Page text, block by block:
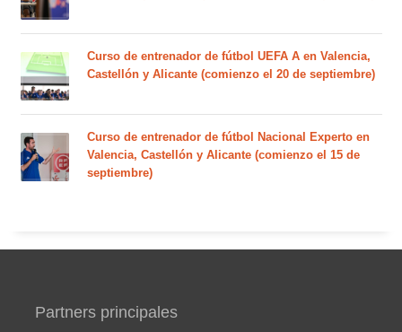
Curso de entrenador de fútbol UEFA A en Valencia,
Castellón y Alicante (comienzo el 20 de septiembre)
Curso de entrenador de fútbol Nacional Experto en
Valencia, Castellón y Alicante (comienzo el 15 de
septiembre)
Partners principales